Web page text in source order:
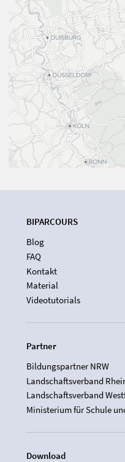
BIPARCOURS
Blog
FAQ
Kontakt
Material
Videotutorials
Partner
Bildungspartner NRW
Landschaftsverband
Landschaftsverband
Ministerium für Schule
Download